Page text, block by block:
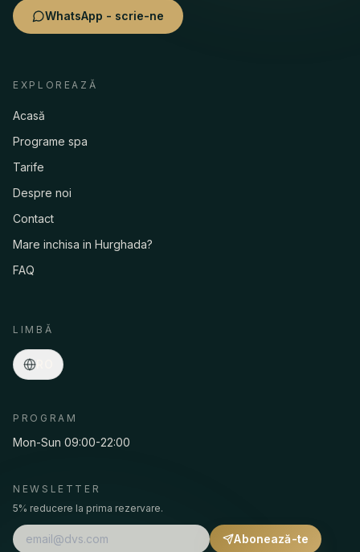
WhatsApp - scrie-ne
EXPLOREAZĂ
Acasă
Programe spa
Tarife
Despre noi
Contact
Mare inchisa in Hurghada?
FAQ
LIMBĂ
PROGRAM
Mon-Sun 09:00-22:00
NEWSLETTER
5% reducere la prima rezervare.
Abonează-te